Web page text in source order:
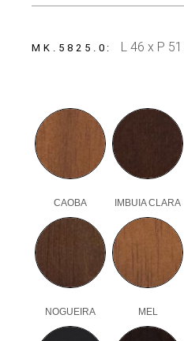
MK.5825.0 L 46 x P
CAOBA IMBUIA CLARA
NOGUEIRA MEL